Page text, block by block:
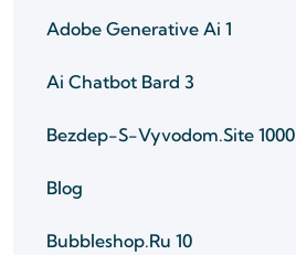
Adobe Generative Ai 1
Ai Chatbot Bard 3
Bezdep-S-Vyvodom.site 1000
Blog
Bubbleshop.ru 10